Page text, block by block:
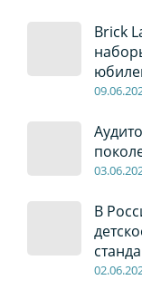
Brick
09.06
03.06
В
02.06